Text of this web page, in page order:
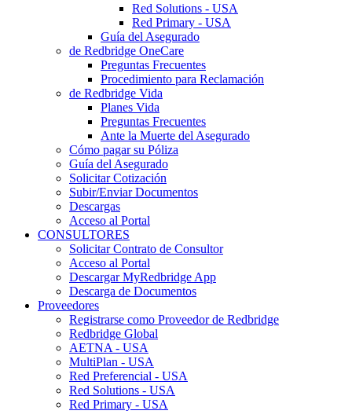
Red Solutions - USA
Red Primary - USA
Guía del Asegurado
de Redbridge OneCare
Preguntas Frecuentes
Procedimiento para Reclamación
de Redbridge Vida
Planes Vida
Preguntas Frecuentes
Ante la Muerte del Asegurado
Cómo pagar su Póliza
Guía del Asegurado
Solicitar Cotización
Subir/Enviar Documentos
Descargas
Acceso al Portal
CONSULTORES
Solicitar Contrato de Consultor
Acceso al Portal
Descargar MyRedbridge App
Descarga de Documentos
Proveedores
Registrarse como Proveedor de Redbridge
Redbridge Global
AETNA - USA
MultiPlan - USA
Red Preferencial - USA
Red Solutions - USA
Red Primary - USA